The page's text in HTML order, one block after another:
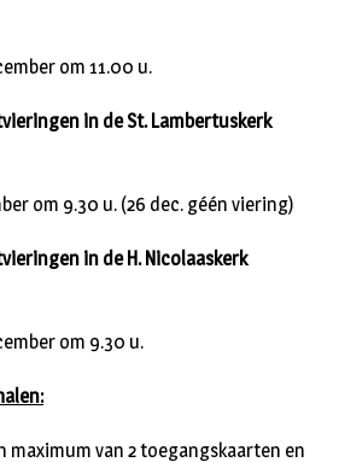
om 11.00 u.
in de St. Lambertuskerk
om 9.30 u. (26 dec. géén viering)
in de H. Nicolaaskerk
om 9.30 u.
maximum van 2 toegangskaarten en